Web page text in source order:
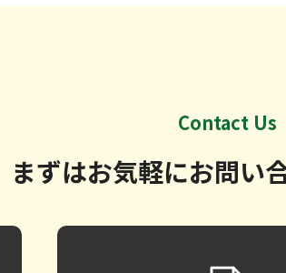
Contact Us
まずはお気軽にお問い